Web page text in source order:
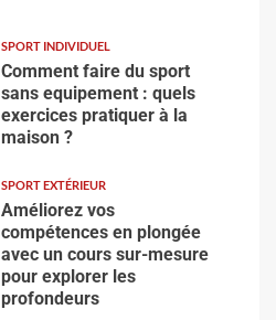
SPORT INDIVIDUEL
Comment faire du sport
sans equipement : quels
exercices pratiquer à la
maison ?
SPORT EXTÉRIEUR
Améliorez vos
compétences en plongée
avec un cours sur-mesure
pour explorer les
profondeurs